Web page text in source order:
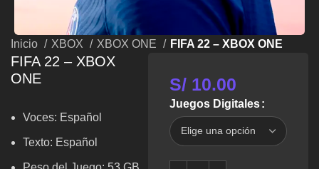
Inicio XBOX XBOX ONE FIFA 22 – XBOX ONE
FIFA 22 – XBOX
ONE
Voces: Español
Texto: Español
S/10.00
Juegos Digitales